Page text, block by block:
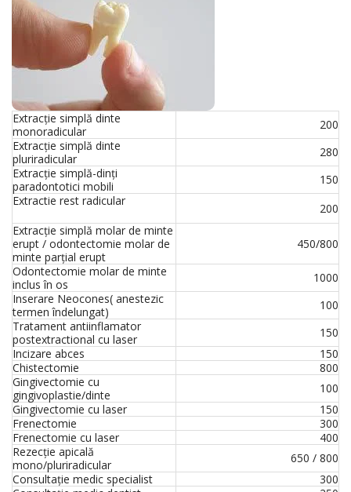
Extracție simplă dinte
monoradicular
200
Extracție simplă dinte
pluriradicular
280
Extracție simplă-dinți
paradontotici mobili
150
Extractie rest radicular
200
Extracție simplă molar de minte
erupt / odontectomie molar de
minte parțial erupt
450/800
Odontectomie molar de minte
inclus în os
1000
Inserare Neocones( anestezic
termen îndelungat)
100
Tratament antiinflamator
postextractional cu laser
150
Incizare abces
150
Chistectomie
800
Gingivectomie cu
gingivoplastie/dinte
100
Gingivectomie cu laser
150
Frenectomie
300
Frenectomie cu laser
400
Rezecție apicală
mono/pluriradicular
650 / 800
Consultație medic specialist
300